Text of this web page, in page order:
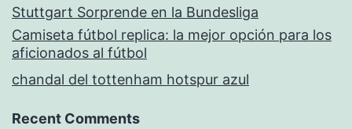
Stuttgart Sorprende en la Bundesliga
Camiseta fútbol replica: la mejor opción para los
aficionados al fútbol
chandal del tottenham hotspur azul
Recent Comments